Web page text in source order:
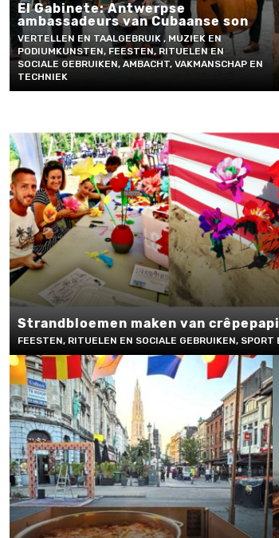
El Gabinete: Antwerpse
ambassadeurs van Cubaanse son
VERTELLEN EN TAALGEBRUIK , MUZIEK EN
PODIUMKUNSTEN, FEESTEN, RITUELEN EN
SOCIALE GEBRUIKEN, AMBACHT, VAKMANSCHAP EN
TECHNIEK
Strandbloemen maken van
FEESTEN, RITUELEN EN SOCIALE GEBRUIKEN,